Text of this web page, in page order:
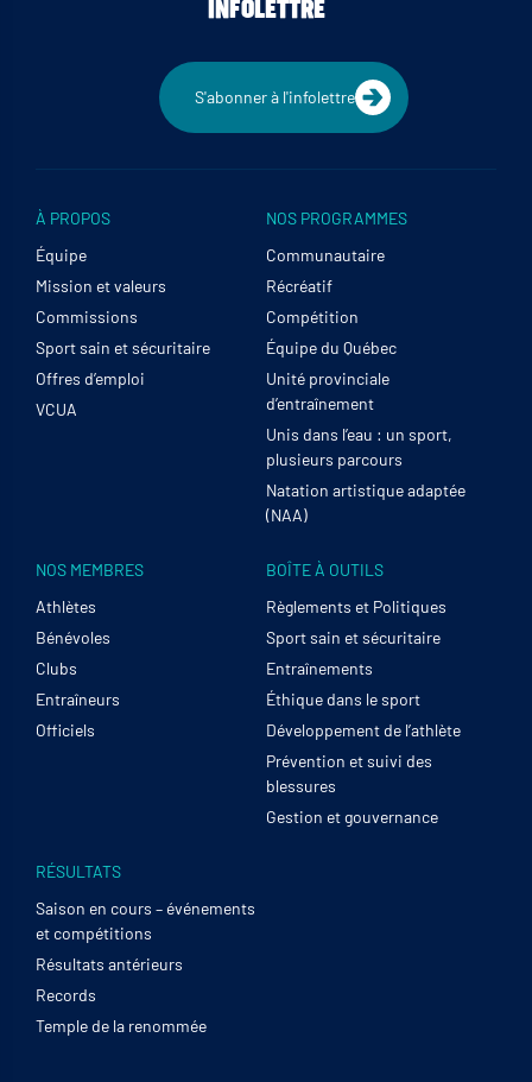
INFOLETTRE
S'abonner à l'infolettre
À PROPOS
Équipe
Mission et valeurs
Commissions
Sport sain et sécuritaire
Offres d’emploi
VCUA
NOS PROGRAMMES
Communautaire
Récréatif
Compétition
Équipe du Québec
Unité provinciale
d’entraînement
Unis dans l’eau : un sport,
plusieurs parcours
Natation artistique adaptée
(NAA)
NOS MEMBRES
Athlètes
Bénévoles
Clubs
Entraîneurs
Officiels
BOÎTE À OUTILS
Règlements et Politiques
Sport sain et sécuritaire
Entraînements
Éthique dans le sport
Développement de l’athlète
Prévention et suivi des
blessures
Gestion et gouvernance
RÉSULTATS
Saison en cours – événements
et compétitions
Résultats antérieurs
Records
Temple de la renommée